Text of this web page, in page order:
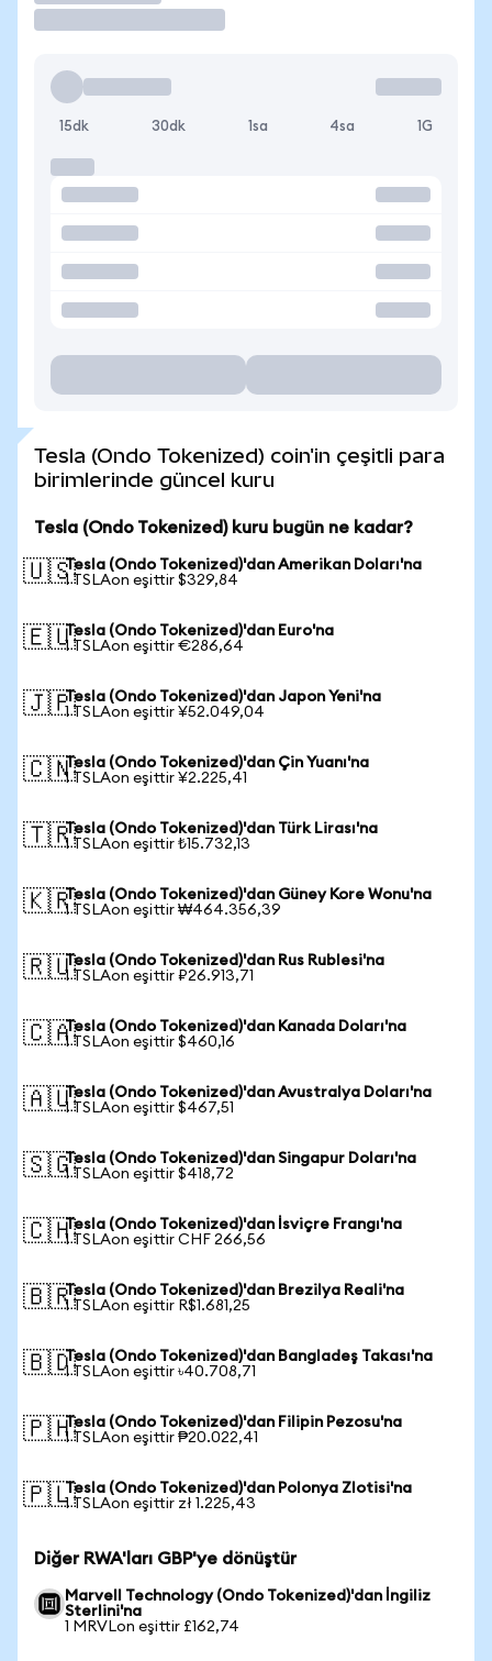
15dk 30dk 1sa 4sa 1G
Tesla (Ondo Tokenized) coin'in çeşitli para
birimlerinde güncel kuru
Tesla (Ondo Tokenized) kuru bugün ne kadar?
🇺🇸Tesla (Ondo Tokenized)'dan Amerikan Doları'na
1 TSLAon eşittir $329,84
🇪🇺Tesla (Ondo Tokenized)'dan Euro'na
1 TSLAon eşittir €286,64
🇯🇵Tesla (Ondo Tokenized)'dan Japon Yeni'na
1 TSLAon eşittir ¥52.049,04
🇨🇳Tesla (Ondo Tokenized)'dan Çin Yuanı'na
1 TSLAon eşittir ¥2.225,41
🇹🇷Tesla (Ondo Tokenized)'dan Türk Lirası'na
1 TSLAon eşittir ₺15.732,13
🇰🇷Tesla (Ondo Tokenized)'dan Güney Kore Wonu'na
1 TSLAon eşittir ₩464.356,39
🇷🇺Tesla (Ondo Tokenized)'dan Rus Rublesi'na
1 TSLAon eşittir ₽26.913,71
🇨🇦Tesla (Ondo Tokenized)'dan Kanada Doları'na
1 TSLAon eşittir $460,16
🇦🇺Tesla (Ondo Tokenized)'dan Avustralya Doları'na
1 TSLAon eşittir $467,51
🇸🇬Tesla (Ondo Tokenized)'dan Singapur Doları'na
1 TSLAon eşittir $418,72
🇨🇭Tesla (Ondo Tokenized)'dan İsviçre Frangı'na
1 TSLAon eşittir CHF 266,56
🇧🇷Tesla (Ondo Tokenized)'dan Brezilya Reali'na
1 TSLAon eşittir R$1.681,25
🇧🇩Tesla (Ondo Tokenized)'dan Bangladeş Takası'na
1 TSLAon eşittir ৳40.708,71
🇵🇭Tesla (Ondo Tokenized)'dan Filipin Pezosu'na
1 TSLAon eşittir ₱20.022,41
🇵🇱Tesla (Ondo Tokenized)'dan Polonya Zlotisi'na
1 TSLAon eşittir zł 1.225,43
Diğer RWA'ları GBP'ye dönüştür
Marvell Technology (Ondo Tokenized)'dan İngiliz
Sterlini'na
1 MRVLon eşittir £162,74